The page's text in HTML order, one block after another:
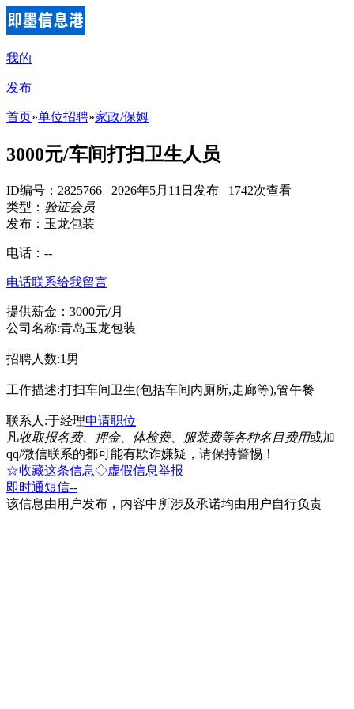
我的
发布
首页»单位招聘»家政/保姆
3000元/车间打扫卫生人员
ID编号：2825766 2026年5月11日发布 1742次查看
类型： 验证会员
发布：玉龙包装
电话： --
电话联系给我留言
提供薪金：3000元/月
公司名称:青岛玉龙包装
招聘人数:1男
工作描述:打扫车间卫生(包括车间内厕所,走廊等),管午餐
联系人:于经理申请职位
凡收取报名费、押金、体检费、服装费等各种名目费用或加
qq/微信联系的都可能有欺诈嫌疑，请保持警惕！
☆收藏这条信息◇虚假信息举报
即时通短信--
该信息由用户发布，内容中所涉及承诺均由用户自行负责